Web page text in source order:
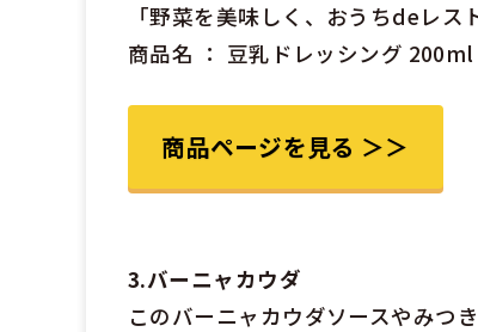
「野菜を美味しく、おうちdeレス
商品名 ： 豆乳ドレッシング 200ml
商品ページを見る ＞＞
3.バーニャカウダ
このバーニャカウダソースやみつ